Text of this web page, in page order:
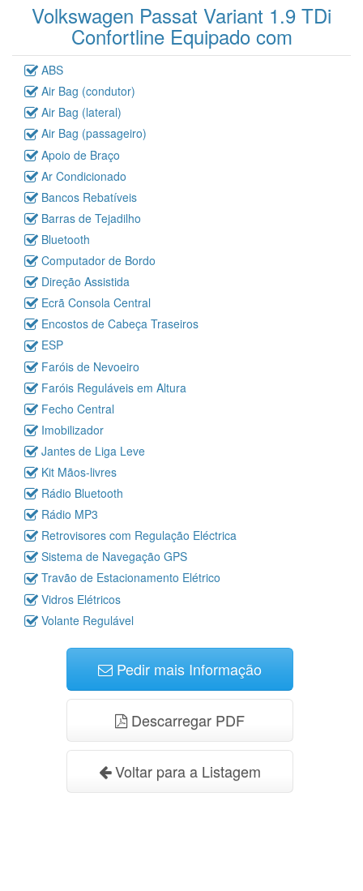
Volkswagen Passat Variant 1.9 TDi
Confortline Equipado com
ABS
Air Bag (condutor)
Air Bag (lateral)
Air Bag (passageiro)
Apoio de Braço
Ar Condicionado
Bancos Rebatíveis
Barras de Tejadilho
Bluetooth
Computador de Bordo
Direção Assistida
Ecrã Consola Central
Encostos de Cabeça Traseiros
ESP
Faróis de Nevoeiro
Faróis Reguláveis em Altura
Fecho Central
Imobilizador
Jantes de Liga Leve
Kit Mãos-livres
Rádio Bluetooth
Rádio MP3
Retrovisores com Regulação Eléctrica
Sistema de Navegação GPS
Travão de Estacionamento Elétrico
Vidros Elétricos
Volante Regulável
Pedir mais Informação
Descarregar PDF
Voltar para a Listagem